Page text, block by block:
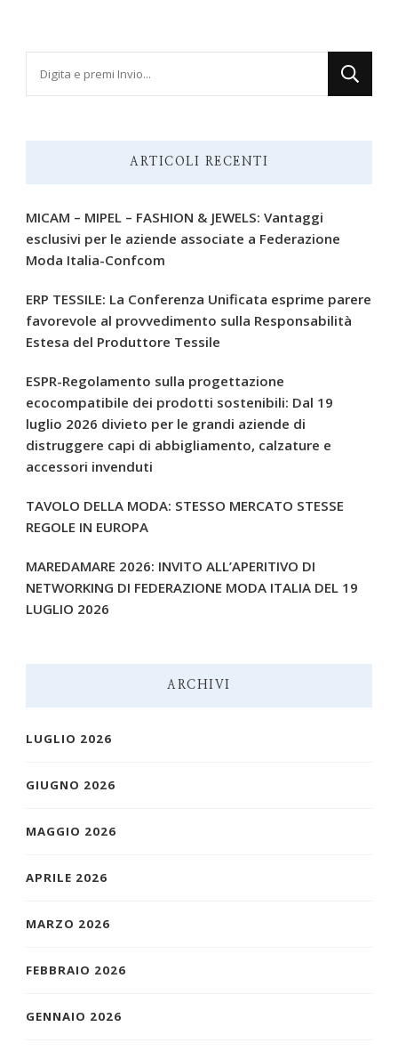
ARTICOLI RECENTI
MICAM – MIPEL – FASHION & JEWELS: Vantaggi
esclusivi per le aziende associate a Federazione
Moda Italia-Confcom
ERP TESSILE: La Conferenza Unificata esprime parere
favorevole al provvedimento sulla Responsabilità
Estesa del Produttore Tessile
ESPR-Regolamento sulla progettazione
ecocompatibile dei prodotti sostenibili: Dal 19
luglio 2026 divieto per le grandi aziende di
distruggere capi di abbigliamento, calzature e
accessori invenduti
TAVOLO DELLA MODA: STESSO MERCATO STESSE
REGOLE IN EUROPA
MAREDAMARE 2026: INVITO ALL’APERITIVO DI
NETWORKING DI FEDERAZIONE MODA ITALIA DEL 19
LUGLIO 2026
ARCHIVI
LUGLIO 2026
GIUGNO 2026
MAGGIO 2026
APRILE 2026
MARZO 2026
FEBBRAIO 2026
GENNAIO 2026